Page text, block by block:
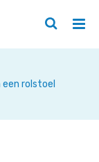
/
Zoeken
/
rolstoel